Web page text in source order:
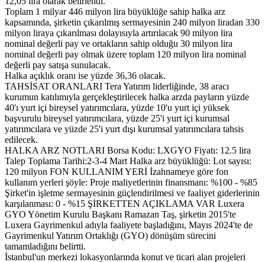
Toplam 1 milyar 446 milyon lira büyüklüğe sahip halka arz
kapsamında, şirketin çıkarılmış sermayesinin 240 milyon liradan 330
milyon liraya çıkarılması dolayısıyla artırılacak 90 milyon lira
nominal değerli pay ve ortakların sahip olduğu 30 milyon lira
nominal değerli pay olmak üzere toplam 120 milyon lira nominal
değerli pay satışa sunulacak.
Halka açıklık oranı ise yüzde 36,36 olacak.
TAHSİSAT ORANLARI Tera Yatırım liderliğinde, 38 aracı
kurumun katılımıyla gerçekleştirilecek halka arzda payların yüzde
40'ı yurt içi bireysel yatırımcılara, yüzde 10'u yurt içi yüksek
başvurulu bireysel yatırımcılara, yüzde 25'i yurt içi kurumsal
yatırımcılara ve yüzde 25'i yurt dışı kurumsal yatırımcılara tahsis
edilecek.
HALKA ARZ NOTLARI Borsa Kodu: LXGYO Fiyatı: 12.5 lira
Talep Toplama Tarihi:2-3-4 Mart Halka arz büyüklüğü: Lot sayısı:
120 milyon FON KULLANIM YERİ İzahnameye göre fon
kullanım yerleri şöyle: Proje maliyetlerinin finansmanı: %100 - %85
Şirket'in işletme sermayesinin güçlendirilmesi ve faaliyet giderlerinin
karşılanması: 0 - %15 ŞİRKETTEN AÇIKLAMA VAR Luxera
GYO Yönetim Kurulu Başkanı Ramazan Taş, şirketin 2015'te
Luxera Gayrimenkul adıyla faaliyete başladığını, Mayıs 2024'te de
Gayrimenkul Yatırım Ortaklığı (GYO) dönüşüm sürecini
tamamladığını belirtti.
İstanbul'un merkezi lokasyonlarında konut ve ticari alan projeleri